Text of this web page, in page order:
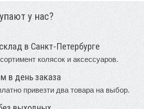
у нас?
в Санкт-Петербурге
колясок и аксессуаров.
в день заказа
привезти два товара на выбор.